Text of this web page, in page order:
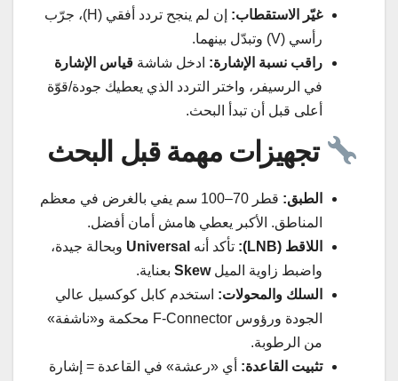
غيّر الاستقطاب:
إن لم ينجح تردد أفقي (H)، جرّب
رأسي (V) وتبدّل بينهما.
راقب نسبة الإشارة: ادخل شاشة قياس الإشارة
في الرسيفر، واختر التردد الذي يعطيك جودة/قوّة
أعلى قبل أن تبدأ البحث.
تجهيزات مهمة قبل البحث
الطبق:
قطر 70–100 سم يفي بالغرض في معظم
المناطق. الأكبر يعطي هامش أمان أفضل.
اللاقط (LNB):
تأكد أنه Universal وبحالة جيدة،
واضبط زاوية الميلSkew بعناية.
السلك والمحولات: استخدم كابل كوكسيل عالي
الجودة ورؤوس F-Connector محكمة و«ناشفة»
من الرطوبة.
تثبيت القاعدة: أي «رعشة» في القاعدة = إشارة